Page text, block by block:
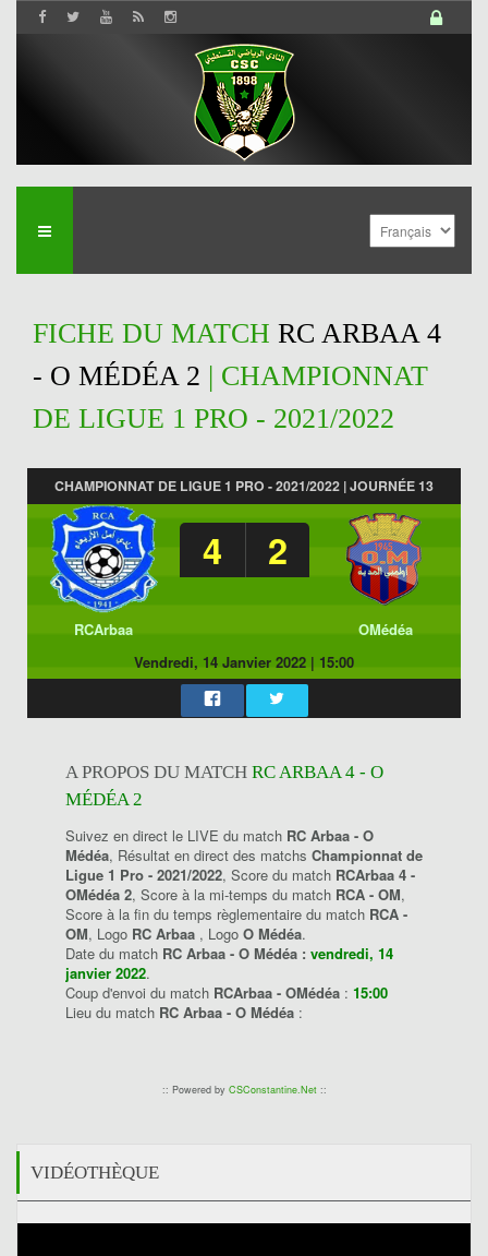
FICHE DU MATCH RC ARBAA 4
- O MÉDÉA 2 | CHAMPIONNAT
DE LIGUE 1 PRO - 2021/2022
CHAMPIONNAT DE LIGUE 1 PRO - 2021/2022 | JOURNÉE 13
4 2
RCArbaa
OMédéa
Vendredi, 14 Janvier 2022 | 15:00
A PROPOS DU MATCH RC ARBAA 4 - O
MÉDÉA 2
Suivez en direct le LIVE du match RC Arbaa - O
Médéa, Résultat en direct des matchs Championnat de
Ligue 1 Pro - 2021/2022, Score du match RCArbaa 4 -
OMédéa 2, Score à la mi-temps du match RCA - OM,
Score à la fin du temps règlementaire du match RCA -
OM, Logo RC Arbaa , Logo O Médéa.
Date du match RC Arbaa - O Médéa : vendredi, 14
janvier 2022.
Coup d'envoi du match RCArbaa - OMédéa : 15:00
Lieu du match RC Arbaa - O Médéa :
:: Powered by CSConstantine.Net::
VIDÉOTHÈQUE